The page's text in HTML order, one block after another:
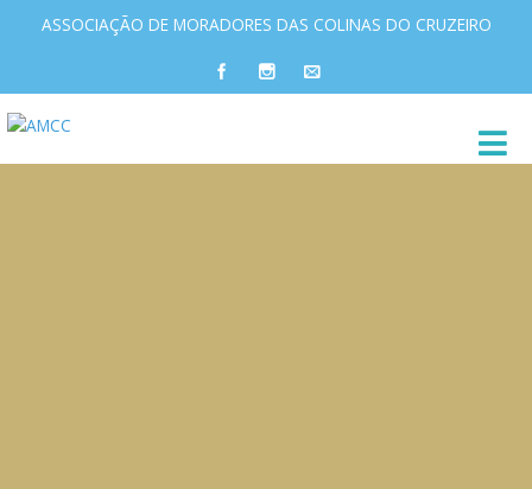
ASSOCIAÇÃO DE MORADORES DAS COLINAS DO CRUZEIRO